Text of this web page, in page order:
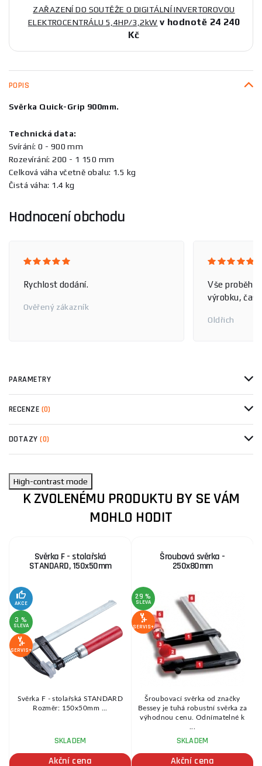
ZAŘAZENÍ DO SOUTĚŽE O DIGITÁLNÍ INVERTOROVOU
ELEKTROCENTRÁLU 5,4HP/3,2kW v hodnotě 24 240
Kč
POPIS
Svěrka Quick-Grip 900mm.
Technická data:
Svírání: 0 - 900 mm
Rozevírání: 200 - 1 150 mm
Celková váha včetně obalu: 1.5 kg
Čistá váha: 1.4 kg
Hodnocení obchodu
Rychlost dodání.
Ověřený zákazník
Vše
výrobku, čas
Oldřich
PARAMETRY
RECENZE (0)
DOTAZY(0)
High-contrast mode
K ZVOLENÉMU PRODUKTU BY SE VÁM
MOHLO HODIT
Svěrka F - stolařská
STANDARD, 150x50mm
AKCE
3 %
SLEVA
SERVIS+
Svěrka F - stolařská STANDARD
Rozměr: 150x50mm ...
SKLADEM
Akční cena
Šroubová svěrka -
250x80mm
29 %
SLEVA
SERVIS+
Šroubovací svěrka od značky
Bessey je tuhá robustní svěrka za
výhodnou cenu. Odnímatelné k
SKLADEM
Akční cena